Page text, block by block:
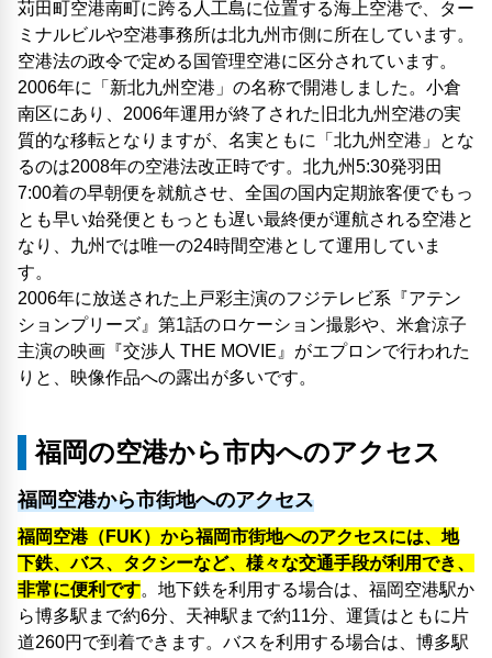
苅田町空港南町に跨る人工島に位置する海上空港で、ター
ミナルビルや空港事務所は北九州市側に所在しています。
空港法の政令で定める国管理空港に区分されています。
2006年に「新北九州空港」の名称で開港しました。小倉
南区にあり、2006年運用が終了された旧北九州空港の実
質的な移転となりますが、名実ともに「北九州空港」とな
るのは2008年の空港法改正時です。北九州5:30発羽田
7:00着の早朝便を就航させ、全国の国内定期旅客便でもっ
とも早い始発便ともっとも遅い最終便が運航される空港と
なり、九州では唯一の24時間空港として運用していま
す。
2006年に放送された上戸彩主演のフジテレビ系『アテン
ションプリーズ』第1話のロケーション撮影や、米倉涼子
主演の映画『交渉人 THE MOVIE』がエプロンで行われた
りと、映像作品への露出が多いです。
福岡の空港から市内へのアクセス
福岡空港から市街地へのアクセス
福岡空港（FUK）から福岡市街地へのアクセスには、地
下鉄、バス、タクシーなど、様々な交通手段が利用でき、
非常に便利です。地下鉄を利用する場合は、福岡空港駅か
ら博多駅まで約6分、天神駅まで約11分、運賃はともに片
道260円で到着できます。バスを利用する場合は、博多駅